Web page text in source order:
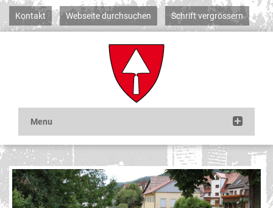
Kontakt Webseite durchsuchen Schrift vergrössern